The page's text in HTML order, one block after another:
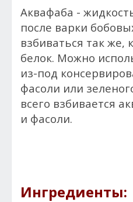
Аквафаба -
после варки
взбиваться так же,
белок. Можно
из-под
фасоли или
всего взбивается
и фасоли.
Ингредиенты: